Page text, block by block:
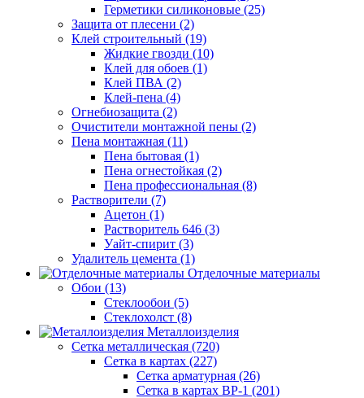
Герметики силиконовые (25)
Защита от плесени (2)
Клей строительный (19)
Жидкие гвозди (10)
Клей для обоев (1)
Клей ПВА (2)
Клей-пена (4)
Огнебиозащита (2)
Очистители монтажной пены (2)
Пена монтажная (11)
Пена бытовая (1)
Пена огнестойкая (2)
Пена профессиональная (8)
Растворители (7)
Ацетон (1)
Растворитель 646 (3)
Уайт-спирит (3)
Удалитель цемента (1)
Отделочные материалы
Обои (13)
Стеклообои (5)
Стеклохолст (8)
Металлоизделия
Сетка металлическая (720)
Сетка в картах (227)
Сетка арматурная (26)
Сетка в картах ВР-1 (201)